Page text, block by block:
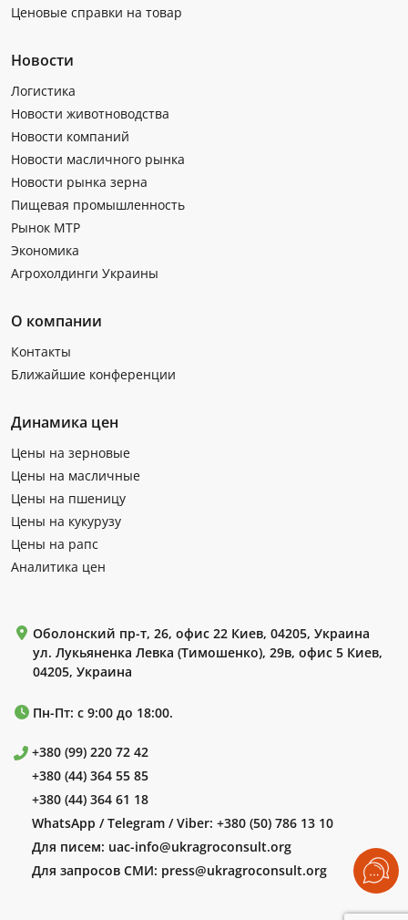
Ценовые справки на товар
Новости
Логистика
Новости животноводства
Новости компаний
Новости масличного рынка
Новости рынка зерна
Пищевая промышленность
Рынок МТР
Экономика
Агрохолдинги Украины
О компании
Контакты
Ближайшие конференции
Динамика цен
Цены на зерновые
Цены на масличные
Цены на пшеницу
Цены на кукурузу
Цены на рапс
Аналитика цен
Оболонский пр-т, 26, офис 22 Киев, 04205, Украина
ул. Лукьяненка Левка (Тимошенко), 29в, офис 5 Киев,
04205, Украина
Пн-Пт: с 9:00 до 18:00.
+380 (99) 220 72 42
+380 (44) 364 55 85
+380 (44) 364 61 18
WhatsApp / Telegram / Viber: +380 (50) 786 13 10
Для писем: uac-info@ukragroconsult.org
Для запросов СМИ: press@ukragroconsult.org